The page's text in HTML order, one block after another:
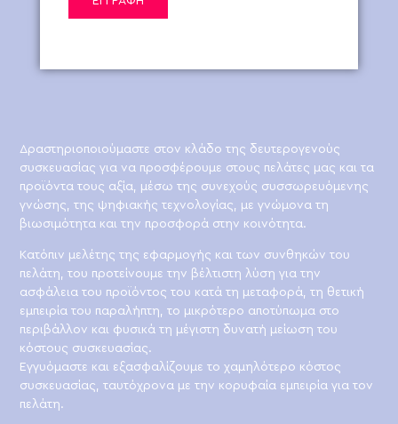
Δραστηριοποιούμαστε στον κλάδο της δευτερογενούς
συσκευασίας για να προσφέρουμε στους πελάτες μας και τα
προϊόντα τους αξία, μέσω της συνεχούς συσσωρευόμενης
γνώσης, της ψηφιακής τεχνολογίας, με γνώμονα τη
βιωσιμότητα και την προσφορά στην κοινότητα.
Κατόπιν μελέτης της εφαρμογής και των συνθηκών του
πελάτη, του προτείνουμε την βέλτιστη λύση για την
ασφάλεια του προϊόντος του κατά τη μεταφορά, τη θετική
εμπειρία του παραλήπτη, το μικρότερο αποτύπωμα στο
περιβάλλον και φυσικά τη μέγιστη δυνατή μείωση του
κόστους συσκευασίας.
Εγγυόμαστε και εξασφαλίζουμε το χαμηλότερο κόστος
συσκευασίας, ταυτόχρονα με την κορυφαία εμπειρία για τον
πελάτη.